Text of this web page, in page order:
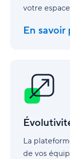
votre
En savoir
La
de vos